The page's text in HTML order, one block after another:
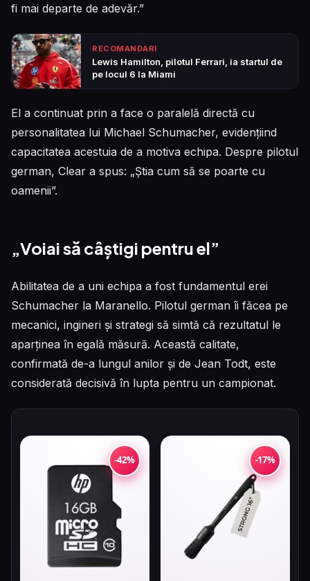
fi mai departe de adevăr.”
RECOMANDARI
Lewis Hamilton, pilotul Ferrari, ia startul de
pe locul 6 la Miami
El a continuat prin a face o paralelă directă cu
personalitatea lui Michael Schumacher, evidențiind
capacitatea acestuia de a motiva echipa. Despre pilotul
german, Clear a spus: „Știa cum să se poarte cu
oamenii”.
„Voiai să câștigi pentru el”
Abilitatea de a uni echipa a fost fundamentul erei
Schumacher la Maranello. Pilotul german îi făcea pe
mecanici, ingineri și strategi să simtă că rezultatul le
aparținea în egală măsură. Această calitate,
confirmată de-a lungul anilor și de Jean Todt, este
considerată decisivă în lupta pentru un campionat.
-42% -17%